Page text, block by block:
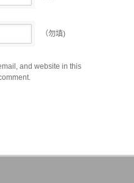
（勿填)
and website in this